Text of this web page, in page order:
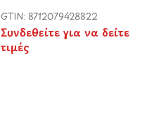
GTIN: 8712079428822
Συνδεθείτε για να δείτε
τιμές